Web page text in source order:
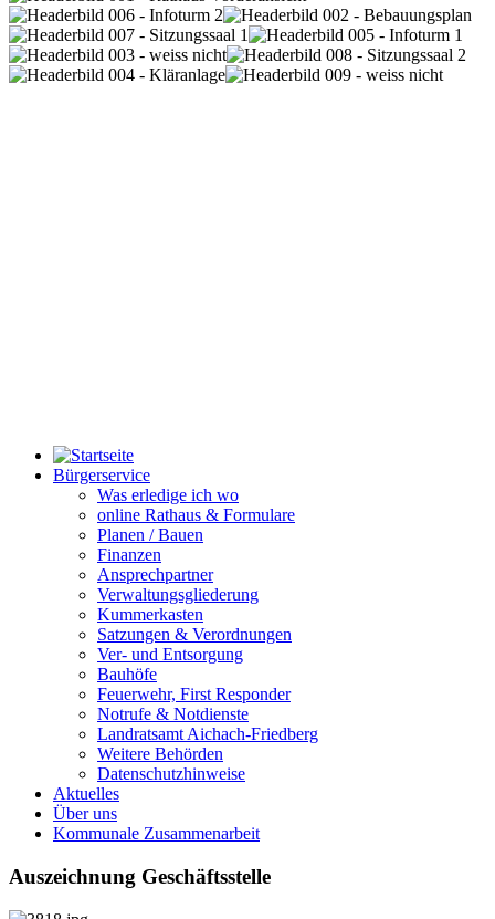
Bürgerservice
Was erledige ich wo
online Rathaus & Formulare
Planen / Bauen
Finanzen
Ansprechpartner
Verwaltungsgliederung
Kummerkasten
Satzungen & Verordnungen
Ver- und Entsorgung
Bauhöfe
Feuerwehr, First Responder
Notrufe & Notdienste
Landratsamt Aichach-Friedberg
Weitere Behörden
Datenschutzhinweise
Aktuelles
Über uns
Kommunale Zusammenarbeit
Auszeichnung Geschäftsstelle